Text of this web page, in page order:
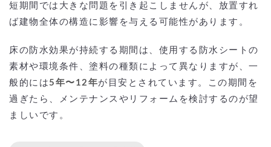
短期間では大きな問題を引き起こしませんが、放置すれ
ば建物全体の構造に影響を与える可能性があります。
床の防水効果が持続する期間は、使用する防水シートの
素材や環境条件、塗料の種類によって異なりますが、一
般的には 5年〜12年が目安とされています。この期間を
過ぎたら、メンテナンスやリフォームを検討するのが望
ましいです。